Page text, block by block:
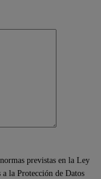
previstas en la Ley
la Protección de Datos